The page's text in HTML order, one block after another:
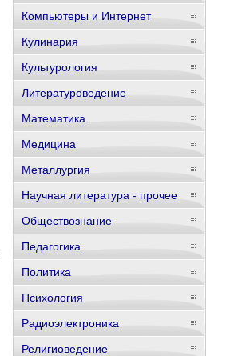
Компьютеры и Интернет
Кулинария
Культурология
Литературоведение
Математика
Медицина
Металлургия
Научная литература - прочее
Обществознание
Педагогика
Политика
Психология
Радиоэлектроника
Религиоведение